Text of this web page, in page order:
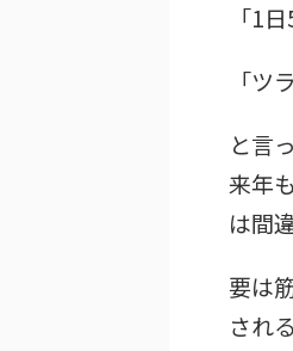
「1
「ツ
と言
来年
は間
要は
され